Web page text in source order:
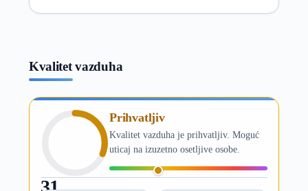
Kvalitet vazduha
31
Prihvatljiv
Kvalitet vazduha je prihvatljiv. Moguć
uticaj na izuzetno osetljive osobe.